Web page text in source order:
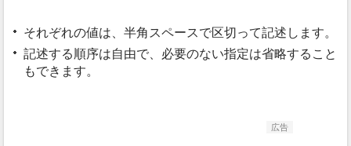
それぞれの値は、半角スペースで区切って記述します。
記述する順序は自由で、必要のない指定は省略すること
もできます。
広告